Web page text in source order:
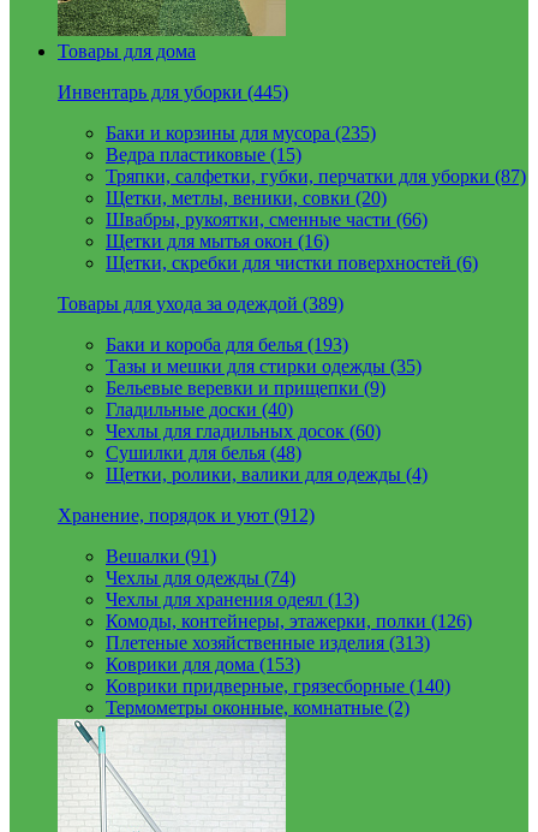
Товары для дома
Инвентарь для уборки (445)
Баки и корзины для мусора (235)
Ведра пластиковые (15)
Тряпки, салфетки, губки, перчатки для уборки (87)
Щетки, метлы, веники, совки (20)
Швабры, рукоятки, сменные части (66)
Щетки для мытья окон (16)
Щетки, скребки для чистки поверхностей (6)
Товары для ухода за одеждой (389)
Баки и короба для белья (193)
Тазы и мешки для стирки одежды (35)
Бельевые веревки и прищепки (9)
Гладильные доски (40)
Чехлы для гладильных досок (60)
Сушилки для белья (48)
Щетки, ролики, валики для одежды (4)
Хранение, порядок и уют (912)
Вешалки (91)
Чехлы для одежды (74)
Чехлы для хранения одеял (13)
Комоды, контейнеры, этажерки, полки (126)
Плетеные хозяйственные изделия (313)
Коврики для дома (153)
Коврики придверные, грязесборные (140)
Термометры оконные, комнатные (2)